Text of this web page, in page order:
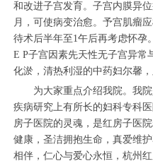
和改进子宫发育。子宫内膜异
月，可使病变治愈。予宫肌瘤
待术后半年至1午后再考虑怀孕
E P子宫因素先天性无子宫异常
化淤，清热利湿的中药妇尔馨，
为大家重点介绍我院。我院
疾病研究上有所长的妇科专科
房子医院的灵魂，是红房子医
健康，圣洁拥抱生命，真爱维
相伴，仁心与爱心永恒，杭州